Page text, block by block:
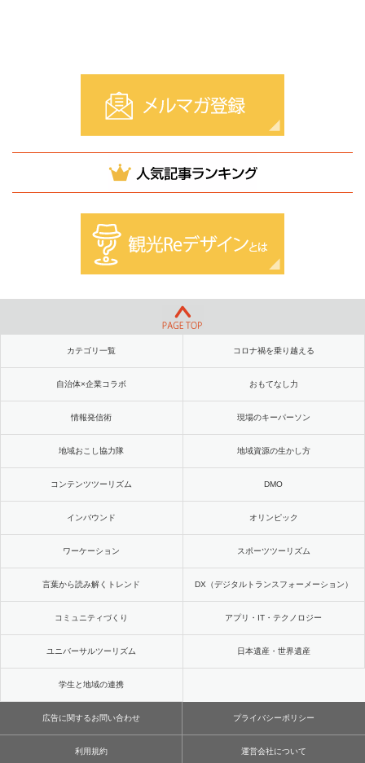
カテゴリ一覧 コロナ禍を乗り越える
自治体×企業コラボ おもてなし力
情報発信術 現場のキーパーソン
地域おこし協力隊 地域資源の生かし方
コンテンツツーリズム DMO
インバウンド オリンピック
ワーケーション スポーツツーリズム
言葉から読み解くトレンド DX（デジタルトランスフォーメーション）
コミュニティづくり アプリ・IT・テクノロジー
ユニバーサルツーリズム 日本遺産・世界遺産
学生と地域の連携
広告に関するお問い合わせ プライバシーポリシー
利用規約 運営会社について